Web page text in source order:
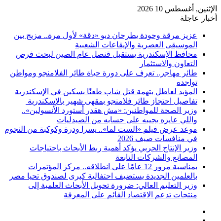
الإثنين, أغسطس 10 2026
أخبار عاجلة
عزيز مرقة وحودة يطرحان ديو «دقة» لأول مرة.. مزيج بين
الموسيقى العصرية والإيقاعات الشعبية
محافظ الإسكندرية يستقبل قنصل عام الصين لبحث فرص
التعاون والاستثمار
طائر مهاجر.. تعرف على دورة حياة طائر الفلامنجو ومواطن
تواجده
المؤبد لعاطل بتهمة قتل شاب طعنًا بسكين في الإسكندرية
تفاصيل احتجاز طائر فلامنجو بمقهى شهير بالإسكندرية
وزير الصحة للمواطنين: «مش هقدر أستورد الأنسولين»..
واللي عايزه يجيبه على حسابه من الصيدليات
موعد عرض فيلم «الست لما».. يسرا ودرة وكوكبة من النجوم
في منافسات صيف 2026
وزير الإنتاج الحربي يؤكد أهمية ربط الأبحاث باحتياجات
المصانع والشركات التابعة
بمناسبة مرور 12 عامًا على انطلاقه.. مركز المؤتمرات
بالعلمين الجديدة يستضيف احتفالية كبرى لصندوق تحيا مصر
وزير التعليم العالي: ضرورة تحويل الأبحاث العلمية إلى
منتجات تدعم الاقتصاد القائم على المعرفة